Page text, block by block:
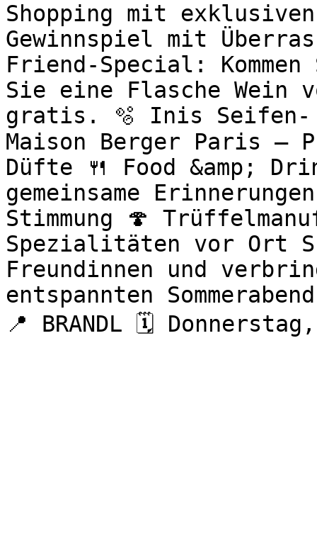
Shopping mit
Gewinnspiel mit
Friend-Special:
Sie eine Flasche Wein
gratis. 🫧 Inis Seifen-
Maison Berger Paris –
Düfte 🍴 Food &amp;
gemeinsame
Stimmung 🍄
Spezialitäten vor Ort
Freundinnen und
entspannten